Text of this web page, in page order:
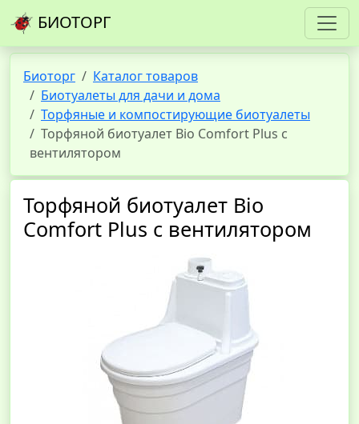
БИОТОРГ
Биоторг
Каталог товаров
Биотуалеты для дачи и дома
Торфяные и компостирующие биотуалеты
Торфяной биотуалет Bio Comfort Plus с
вентилятором
Торфяной биотуалет Bio
Comfort Plus с вентилятором